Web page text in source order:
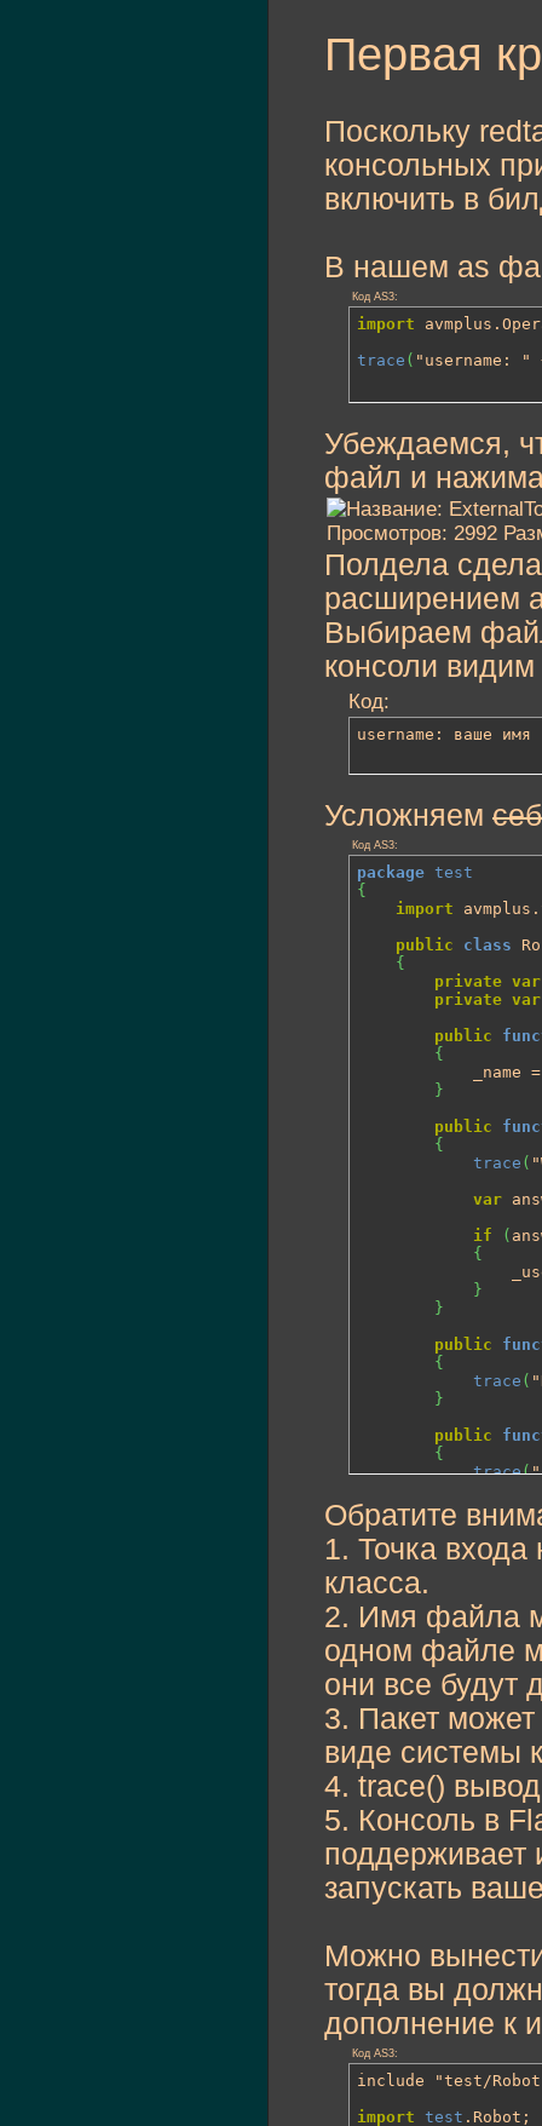
Первая
Поскольку
консольных
включить в
В нашем as
Код AS3:
import
trace ( "username: "
Убеждаемся,
файл и
Полдела
расширением
Выбираем
консоли видим
Код:
username: ваше имя
Усложняем
Код AS3:
package test
{
import
public
class
{
private var
private var
public
{
}
public
{
trace (
var
if
(
{
}
}
public
{
trace (
}
public
{
trace(
}
//entry point
//
var rob:Robot
	rob.askUserName
	rob.sayHello
	rob.sayMyName
()
}
Обратите
1. Точка
класса.
2. Имя файла
одном файле
они все будут
3. Пакет
виде системы
4. trace()
5. Консоль в
поддерживает
запускать
Можно
тогда вы
дополнение к
Код AS3:
include "test/
import test .Robot;